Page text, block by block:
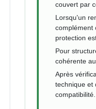
couvert par
Lorsqu'un
complément
protection
Pour
cohérente
Après
technique et
compatibilité.